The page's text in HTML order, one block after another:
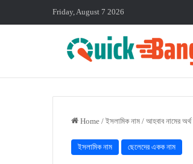
Friday, August 7 2026
Home / ইসলামিক নাম / আহবাব নামের
ইসলামিক নাম ছেলেদের একক নাম